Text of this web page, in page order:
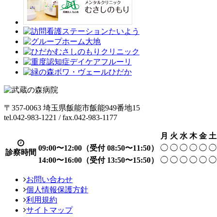
〒357-0063 埼玉県飯能市飯能949番地15
tel.042-983-1221 / fax.042-983-1177
診察時間
月 火 水 木 金 土
09:00〜12:00 （受付 08:50〜11:50） ◯ ◯ ◯ ◯ ◯ ◯
14:00〜16:00 （受付 13:50〜15:50） ◯ ◯ ◯ ◯ ◯ ◯
お問い合わせ
個人情報保護方針
利用規約
サイトマップ